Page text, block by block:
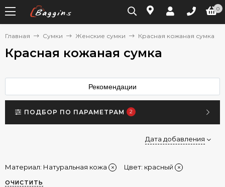
0
Главная Сумки Женские сумки Красная кожаная сумка
Красная кожаная сумка
Рекомендации
ПОДБОР ПО ПАРАМЕТРАМ 2
Дата добавления
Материал: Натуральная кожа Цвет: красный
ОЧИСТИТЬ